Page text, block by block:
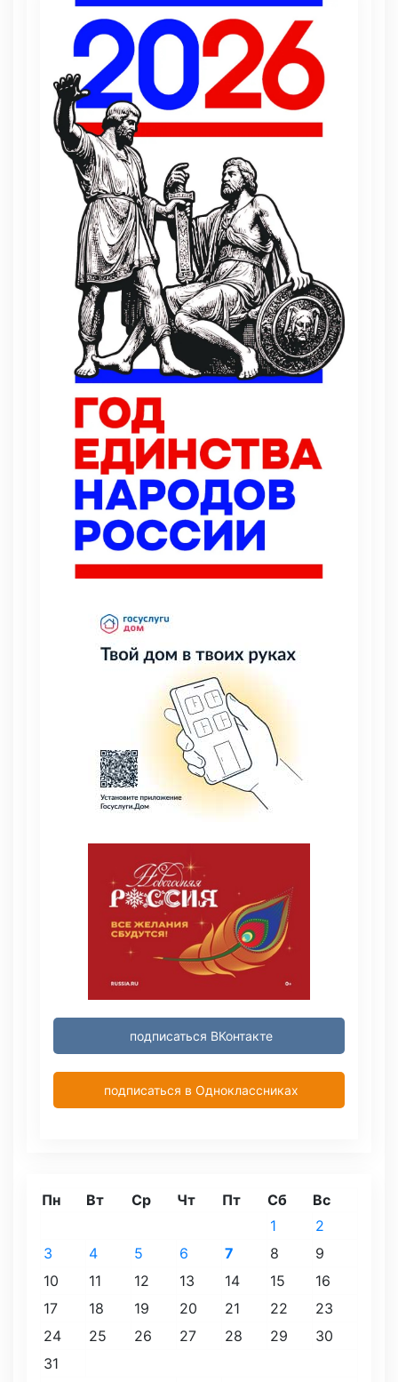
подписаться ВКонтакте
подписаться в Одноклассниках
Пн Вт Ср Чт Пт Сб
Вс
1
2
3
4 5 6 7 8
9
10
11 12 13 14 15
16
17
18 19 20 21 22
23
24
25 26 27 28 29
30
31